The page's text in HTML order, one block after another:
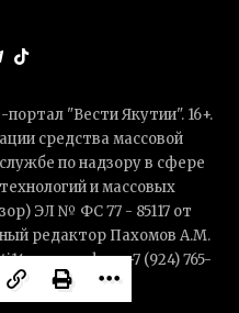
"Вести Якутии". 16+.
средства массовой
по надзору в сфере
и массовых
ЭЛ № ФС 77 - 85117 от
редактор Пахомов А.М.
телефон: +7 (924) 765-
Reserved.